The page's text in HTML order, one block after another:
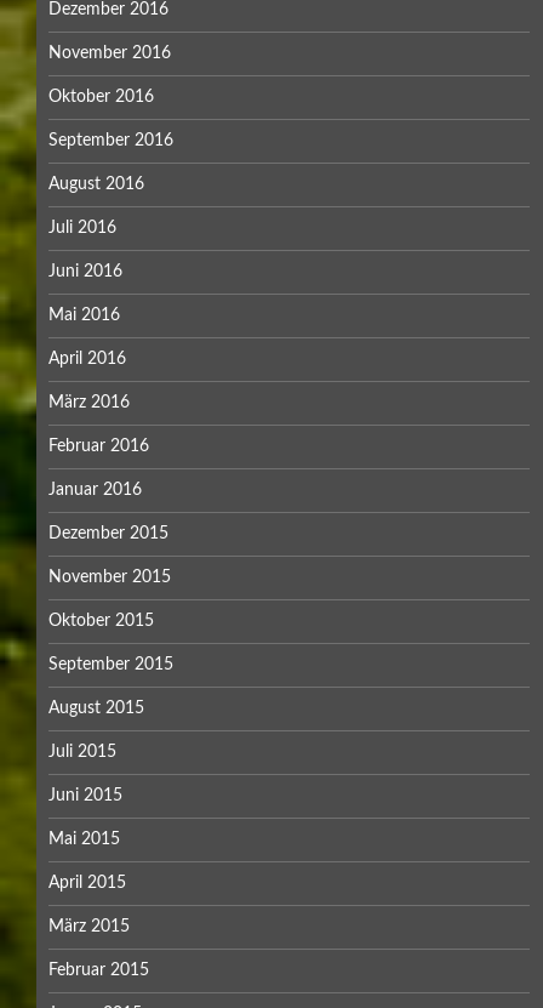
Dezember 2016
November 2016
Oktober 2016
September 2016
August 2016
Juli 2016
Juni 2016
Mai 2016
April 2016
März 2016
Februar 2016
Januar 2016
Dezember 2015
November 2015
Oktober 2015
September 2015
August 2015
Juli 2015
Juni 2015
Mai 2015
April 2015
März 2015
Februar 2015